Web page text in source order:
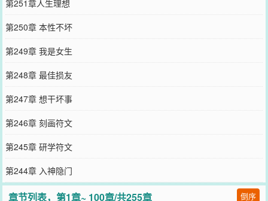
第251章人生理想
第250章 本性不坏
第249章 我是女生
第248章 最佳损友
第247章 想干坏事
第246章 刻画符文
第245章 研学符文
第244章 入神隐门
章节列表，第1章~ 100章/共255章 倒序